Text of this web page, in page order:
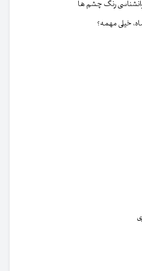
رنگ چشم ها
خیلی مهمه؟